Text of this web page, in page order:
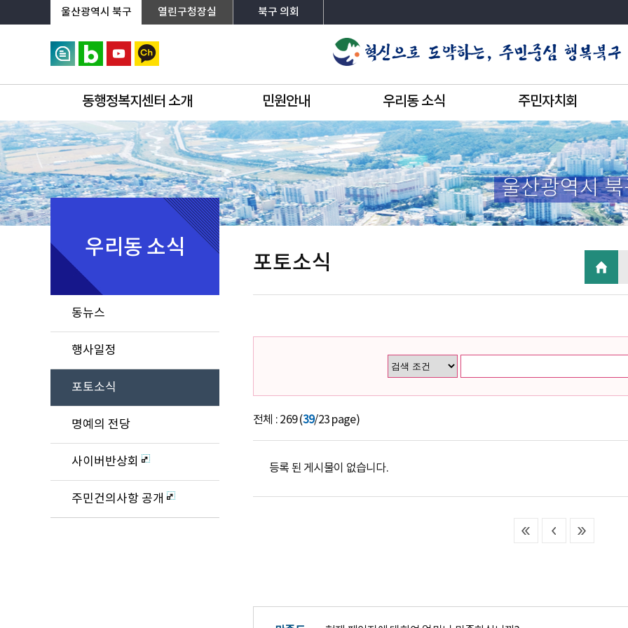
상단메뉴로 바로가기
전체메뉴로 바로가기
왼쪽메뉴로 바로가기
본문으로 바로가기울산광역시 북구 열린구청장실 북구 의회
동행정복지센터 소개 민원안내 우리동 소식 주민자치회
울산광역시
우리동 소식
동뉴스
행사일정
포토소식
명예의 전당
사이버반상회
주민건의사항 공개
포토소식
전체 : 269 (39/23 page)
등록 된 게시물이 없습니다.